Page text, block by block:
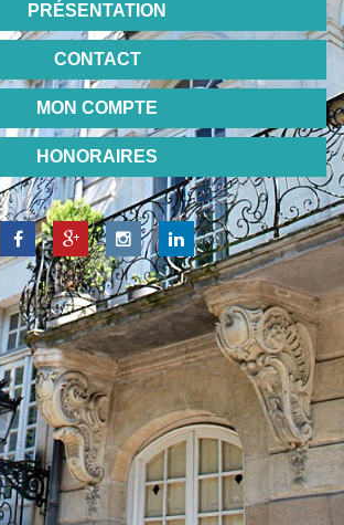
PRÉSENTATION
CONTACT
MON COMPTE
HONORAIRES